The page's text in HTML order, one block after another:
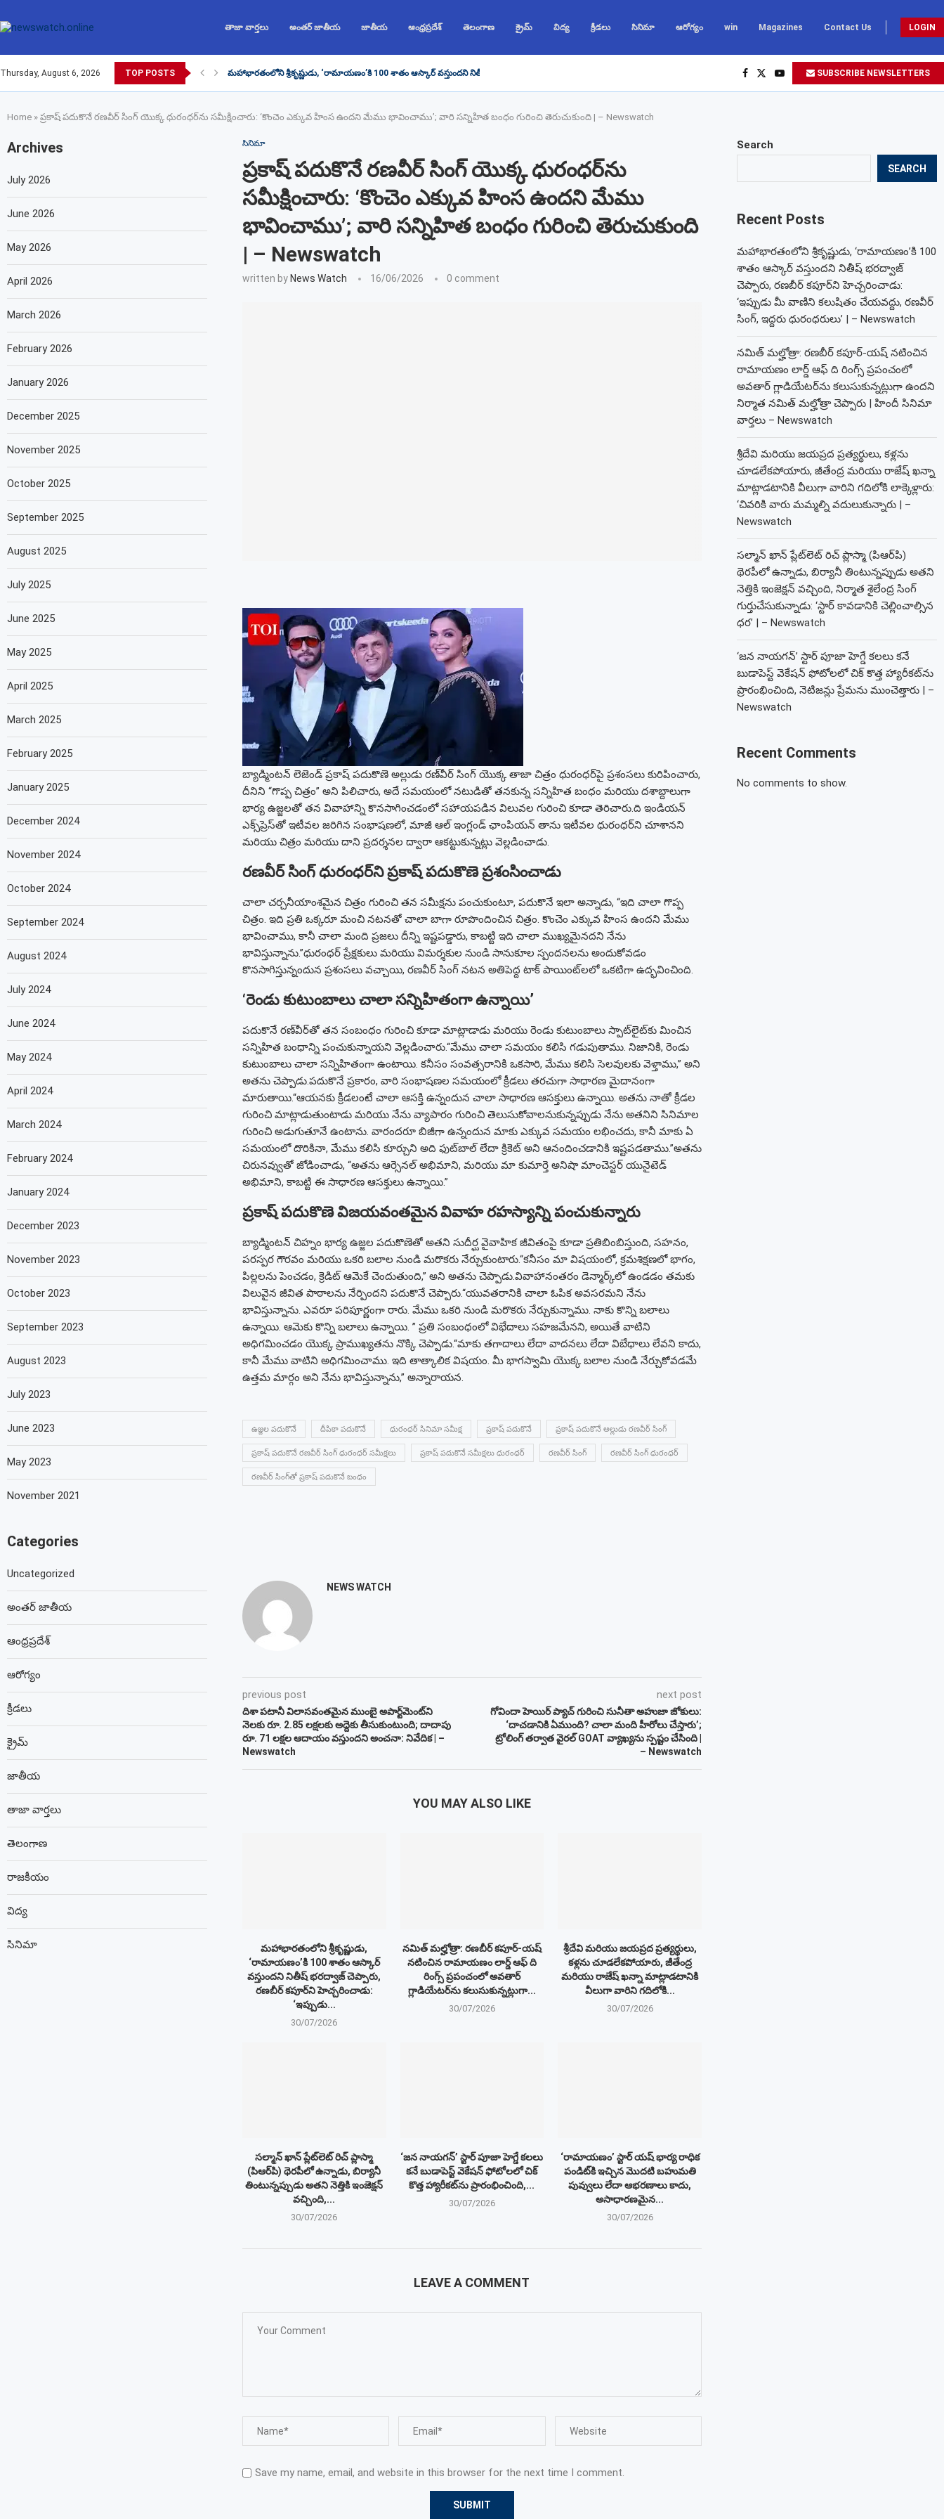
తాజా వార్తలు అంతర్ జాతీయ జాతీయ ఆంధ్రప్రదేశ్ తెలంగాణ క్రైమ్ విద్య క్రీడలు సినిమా ఆరోగ్యం win Magazines Contact Us LOGIN
Thursday, August 6, 2026 TOP POSTS మహాభారతంలోని శ్రీకృష్ణుడు, ‘రామాయణం’కి 100 శాతం ఆస్కార్ వస్తుందని నితీష్ భరద్వాజ్ చెప్పారు, రణబీర్... SUBSCRIBE NEWSLETTERS
Home » ప్రకాష్ పదుకొనే రణవీర్ సింగ్ యొక్క ధురంధర్‌ను సమీక్షించారు: ‘కొంచెం ఎక్కువ హింస ఉందని మేము భావించాము’; వారి సన్నిహిత బంధం గురించి తెరుచుకుంది | – Newswatch
సినిమా
ప్రకాష్ పదుకొనే రణవీర్ సింగ్ యొక్క ధురంధర్‌ను
సమీక్షించారు: ‘కొంచెం ఎక్కువ హింస ఉందని మేము
భావించాము’; వారి సన్నిహిత బంధం గురించి తెరుచుకుంది
| – Newswatch
written by News Watch 16/06/2026 0 comment
బ్యాడ్మింటన్ లెజెండ్ ప్రకాష్ పదుకొణె అల్లుడు రణ్‌వీర్ సింగ్ యొక్క తాజా చిత్రం ధురంధర్‌పై ప్రశంసలు కురిపించారు,
దీనిని “గొప్ప చిత్రం” అని పిలిచారు, అదే సమయంలో నటుడితో తనకున్న సన్నిహిత బంధం మరియు దశాబ్దాలుగా
భార్య ఉజ్జలతో తన వివాహాన్ని కొనసాగించడంలో సహాయపడిన విలువల గురించి కూడా తెరిచారు.ది ఇండియన్
ఎక్స్‌ప్రెస్‌తో ఇటీవల జరిగిన సంభాషణలో, మాజీ ఆల్ ఇంగ్లండ్ ఛాంపియన్ తాను ఇటీవల ధురంధర్‌ని చూశానని
మరియు చిత్రం మరియు దాని ప్రదర్శనల ద్వారా ఆకట్టుకున్నట్లు వెల్లడించాడు.
రణవీర్ సింగ్ ధురంధర్‌ని ప్రకాష్ పదుకొణె ప్రశంసించాడు
చాలా చర్చనీయాంశమైన చిత్రం గురించి తన సమీక్షను పంచుకుంటూ, పదుకొనే ఇలా అన్నాడు, “ఇది చాలా గొప్ప
చిత్రం. ఇది ప్రతి ఒక్కరూ మంచి నటనతో చాలా బాగా రూపొందించిన చిత్రం. కొంచెం ఎక్కువ హింస ఉందని మేము
భావించాము, కానీ చాలా మంది ప్రజలు దీన్ని ఇష్టపడ్డారు, కాబట్టి ఇది చాలా ముఖ్యమైనదని నేను
భావిస్తున్నాను.”ధురంధర్ ప్రేక్షకులు మరియు విమర్శకుల నుండి సానుకూల స్పందనలను అందుకోవడం
కొనసాగిస్తున్నందున ప్రశంసలు వచ్చాయి, రణవీర్ సింగ్ నటన అతిపెద్ద టాక్ పాయింట్‌లలో ఒకటిగా ఉద్భవించింది.
‘రెండు కుటుంబాలు చాలా సన్నిహితంగా ఉన్నాయి’
పదుకొనే రణ్‌వీర్‌తో తన సంబంధం గురించి కూడా మాట్లాడాడు మరియు రెండు కుటుంబాలు స్పాట్‌లైట్‌కు మించిన
సన్నిహిత బంధాన్ని పంచుకున్నాయని వెల్లడించారు.“మేము చాలా సమయం కలిసి గడుపుతాము. నిజానికి, రెండు
కుటుంబాలు చాలా సన్నిహితంగా ఉంటాయి. కనీసం సంవత్సరానికి ఒకసారి, మేము కలిసి సెలవులకు వెళ్తాము,” అని
అతను చెప్పాడు.పదుకొనే ప్రకారం, వారి సంభాషణల సమయంలో క్రీడలు తరచుగా సాధారణ మైదానంగా
మారుతాయి.“ఆయనకు క్రీడలంటే చాలా ఆసక్తి ఉన్నందున చాలా సాధారణ ఆసక్తులు ఉన్నాయి. అతను నాతో క్రీడల
గురించి మాట్లాడుతుంటాడు మరియు నేను వ్యాపారం గురించి తెలుసుకోవాలనుకున్నప్పుడు నేను అతనిని సినిమాల
గురించి అడుగుతూనే ఉంటాను. వారందరూ బిజీగా ఉన్నందున మాకు ఎక్కువ సమయం లభించదు, కానీ మాకు ఏ
సమయంలో దొరికినా, మేము కలిసి కూర్చుని అది ఫుట్‌బాల్ లేదా క్రికెట్ అని ఆనందించడానికి ఇష్టపడతాము.”అతను
చిరునవ్వుతో జోడించాడు, “అతను ఆర్సెనల్ అభిమాని, మరియు మా కుమార్తె అనిషా మాంచెస్టర్ యునైటెడ్
అభిమాని, కాబట్టి ఈ సాధారణ ఆసక్తులు ఉన్నాయి.”
ప్రకాష్ పదుకొణె విజయవంతమైన వివాహ రహస్యాన్ని పంచుకున్నారు
బ్యాడ్మింటన్ చిహ్నం భార్య ఉజ్జల పదుకొణెతో అతని సుదీర్ఘ వైవాహిక జీవితంపై కూడా ప్రతిబింబిస్తుంది, సహనం,
పరస్పర గౌరవం మరియు ఒకరి బలాల నుండి మరొకరు నేర్చుకుంటారు.“కనీసం మా విషయంలో, క్రమశిక్షణలో భాగం,
పిల్లలను పెంచడం, క్రెడిట్ ఆమెకే చెందుతుంది,” అని అతను చెప్పాడు.వివాహానంతరం డెన్మార్క్‌లో ఉండడం తమకు
విలువైన జీవిత పాఠాలను నేర్పిందని పదుకొనే చెప్పారు.“యువతరానికి చాలా ఓపిక అవసరమని నేను
భావిస్తున్నాను. ఎవరూ పరిపూర్ణంగా రారు. మేము ఒకరి నుండి మరొకరు నేర్చుకున్నాము. నాకు కొన్ని బలాలు
ఉన్నాయి. ఆమెకు కొన్ని బలాలు ఉన్నాయి. ” ప్రతి సంబంధంలో విభేదాలు సహజమేనని, అయితే వాటిని
అధిగమించడం యొక్క ప్రాముఖ్యతను నొక్కి చెప్పాడు.“మాకు తగాదాలు లేదా వాదనలు లేదా విబేధాలు లేవని కాదు,
కానీ మేము వాటిని అధిగమించాము. ఇది తాత్కాలిక విషయం. మీ భాగస్వామి యొక్క బలాల నుండి నేర్చుకోవడమే
ఉత్తమ మార్గం అని నేను భావిస్తున్నాను,” అన్నారాయన.
ఉజ్జల పదుకొనే దీపికా పదుకొనే ధురంధర్ సినిమా సమీక్ష ప్రకాష్ పదుకొనే ప్రకాష్ పదుకొనే అల్లుడు రణవీర్ సింగ్
ప్రకాష్ పదుకొనే రణవీర్ సింగ్ ధురంధర్ సమీక్షలు ప్రకాష్ పదుకొనే సమీక్షలు ధురంధర్ రణవీర్ సింగ్ రణవీర్ సింగ్ ధురంధర్
రణవీర్ సింగ్‌తో ప్రకాష్ పదుకొనే బంధం
NEWS WATCH
previous post
దిశా పటానీ విలాసవంతమైన ముంబై అపార్ట్‌మెంట్‌ని
నెలకు రూ. 2.85 లక్షలకు అద్దెకు తీసుకుంటుంది; దాదాపు
రూ. 71 లక్షల ఆదాయం వస్తుందని అంచనా: నివేదిక | –
Newswatch
next post
గోవిందా హెయిర్ ప్యాచ్ గురించి సునీతా అహుజా జోకులు:
‘దాచడానికి ఏముంది? చాలా మంది హీరోలు చేస్తారు’;
ట్రోలింగ్ తర్వాత వైరల్ GOAT వ్యాఖ్యను స్పష్టం చేసింది |
– Newswatch
YOU MAY ALSO LIKE
మహాభారతంలోని శ్రీకృష్ణుడు,
‘రామాయణం’కి 100 శాతం ఆస్కార్
వస్తుందని నితీష్ భరద్వాజ్ చెప్పారు,
రణబీర్ కపూర్‌ని హెచ్చరించాడు:
‘ఇప్పుడు...
30/07/2026
నమిత్ మల్హోత్రా: రణబీర్ కపూర్-యష్
నటించిన రామాయణం లార్డ్ ఆఫ్ ది
రింగ్స్ ప్రపంచంలో అవతార్
గ్లాడియేటర్‌ను కలుసుకున్నట్లుగా...
30/07/2026
శ్రీదేవి మరియు జయప్రద ప్రత్యర్థులు,
కళ్లను చూడలేకపోయారు, జీతేంద్ర
మరియు రాజేష్ ఖన్నా మాట్లాడటానికి
వీలుగా వారిని గదిలోకి...
30/07/2026
సల్మాన్ ఖాన్ ప్లేట్‌లెట్ రిచ్ ప్లాస్మా
(పిఆర్‌పి) థెరపీలో ఉన్నాడు, బిర్యానీ
తింటున్నప్పుడు అతని నెత్తికి ఇంజెక్షన్
వచ్చింది,...
30/07/2026
‘జన నాయగన్’ స్టార్ పూజా హెగ్డే కలలు
కనే బుడాపెస్ట్ వెకేషన్ ఫోటోలలో చిక్
కొత్త హ్యారీకట్‌ను ప్రారంభించింది,...
30/07/2026
‘రామాయణం’ స్టార్ యష్ భార్య రాధిక
పండిట్‌కి ఇచ్చిన మొదటి బహుమతి
పువ్వులు లేదా ఆభరణాలు కాదు,
అసాధారణమైన...
30/07/2026
LEAVE A COMMENT
Save my name, email, and website in this browser for the next time I comment.
Search
SEARCH
Recent Posts
మహాభారతంలోని శ్రీకృష్ణుడు, ‘రామాయణం’కి 100
శాతం ఆస్కార్ వస్తుందని నితీష్ భరద్వాజ్
చెప్పారు, రణబీర్ కపూర్‌ని హెచ్చరించాడు:
‘ఇప్పుడు మీ వాణిని కలుషితం చేయవద్దు, రణవీర్
సింగ్, ఇద్దరు ధురంధరులు’ | – Newswatch
నమిత్ మల్హోత్రా: రణబీర్ కపూర్-యష్ నటించిన
రామాయణం లార్డ్ ఆఫ్ ది రింగ్స్ ప్రపంచంలో
అవతార్ గ్లాడియేటర్‌ను కలుసుకున్నట్లుగా ఉందని
నిర్మాత నమిత్ మల్హోత్రా చెప్పారు | హిందీ సినిమా
వార్తలు – Newswatch
శ్రీదేవి మరియు జయప్రద ప్రత్యర్థులు, కళ్లను
చూడలేకపోయారు, జీతేంద్ర మరియు రాజేష్ ఖన్నా
మాట్లాడటానికి వీలుగా వారిని గదిలోకి లాక్కెళ్లారు:
‘చివరికి వారు మమ్మల్ని వదులుకున్నారు | –
Newswatch
సల్మాన్ ఖాన్ ప్లేట్‌లెట్ రిచ్ ప్లాస్మా (పిఆర్‌పి)
థెరపీలో ఉన్నాడు, బిర్యానీ తింటున్నప్పుడు అతని
నెత్తికి ఇంజెక్షన్ వచ్చింది, నిర్మాత శైలేంద్ర సింగ్
గుర్తుచేసుకున్నాడు: ‘స్టార్ కావడానికి చెల్లించాల్సిన
ధర’ | – Newswatch
‘జన నాయగన్’ స్టార్ పూజా హెగ్డే కలలు కనే
బుడాపెస్ట్ వెకేషన్ ఫోటోలలో చిక్ కొత్త హ్యారీకట్‌ను
ప్రారంభించింది, నెటిజన్లు ప్రేమను ముంచెత్తారు | –
Newswatch
Recent Comments
No comments to show.
Archives
July 2026
June 2026
May 2026
April 2026
March 2026
February 2026
January 2026
December 2025
November 2025
October 2025
September 2025
August 2025
July 2025
June 2025
May 2025
April 2025
March 2025
February 2025
January 2025
December 2024
November 2024
October 2024
September 2024
August 2024
July 2024
June 2024
May 2024
April 2024
March 2024
February 2024
January 2024
December 2023
November 2023
October 2023
September 2023
August 2023
July 2023
June 2023
May 2023
November 2021
Categories
Uncategorized
అంతర్ జాతీయ
ఆంధ్రప్రదేశ్
ఆరోగ్యం
క్రీడలు
క్రైమ్
జాతీయ
తాజా వార్తలు
తెలంగాణ
రాజకీయం
విద్య
సినిమా